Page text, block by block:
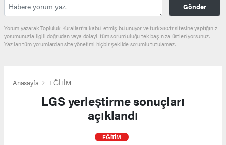
Gönder
Yorum yazarak Topluluk Kuralları’nı kabul etmiş bulunuyor ve turk360.tr sitesine yaptığınız
yorumunuzla ilgili doğrudan veya dolaylı tüm sorumluluğu tek başınıza üstleniyorsunuz.
Yazılan tüm yorumlardan site yönetimi hiçbir şekilde sorumlu tutulamaz.
Anasayfa EĞİTİM
LGS yerleştirme sonuçları
açıklandı
EĞİTİM